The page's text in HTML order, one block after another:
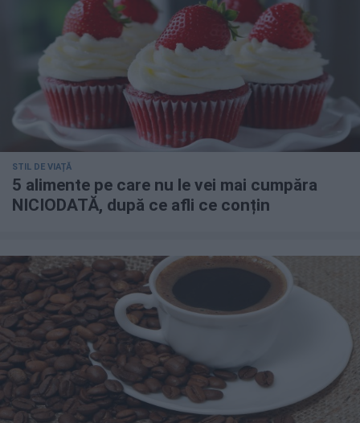
STIL DE VIAȚĂ
5 alimente pe care nu le vei mai cumpăra
NICIODATĂ, după ce afli ce conțin